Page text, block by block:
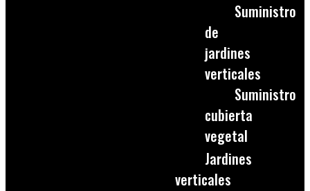
Suministro
de
jardines
verticales
Suministro
cubierta
vegetal
Jardines
verticales